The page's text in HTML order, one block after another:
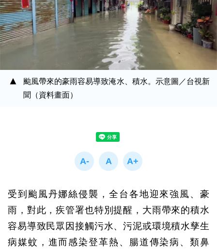
颱風帶來的豪雨容易導致淹水、積水。示意圖／台視新
聞（資料畫面）
受到颱風丹娜絲侵襲，全台各地迎來強風、豪
雨，對此，疾管署也特別提醒，大雨帶來的積水
容易導致民眾因接觸污水、污泥或環境積水孳生
病媒蚊，進而感染登革熱、腸道傳染病、類鼻